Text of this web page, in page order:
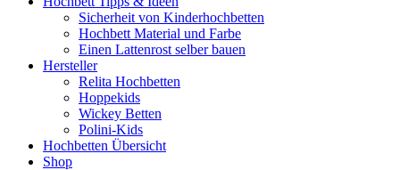
Sicherheit von Kinderhochbetten
Hochbett Material und Farbe
Einen Lattenrost selber bauen
Hersteller
Relita Hochbetten
Hoppekids
Wickey Betten
Polini-Kids
Hochbetten Übersicht
Shop